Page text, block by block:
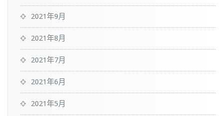
2021年9月
2021年8月
2021年7月
2021年6月
2021年5月